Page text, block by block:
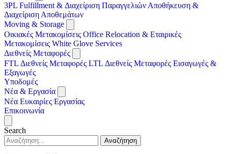
3PL Fulfillment & Διαχείριση Παραγγελιών Αποθήκευση &
Διαχείριση Αποθεμάτων
Moving & Storage
Οικιακές Μετακομίσεις Office Relocation & Εταιρικές
Μετακομίσεις White Glove Services
Διεθνείς Μεταφορές
FTL Διεθνείς Μεταφορές LTL Διεθνείς Μεταφορές Εισαγωγές &
Εξαγωγές
Υποδομές
Νέα & Εργασία
Νέα Ευκαιρίες Εργασίας
Επικοινωνία
Search
Αναζήτηση